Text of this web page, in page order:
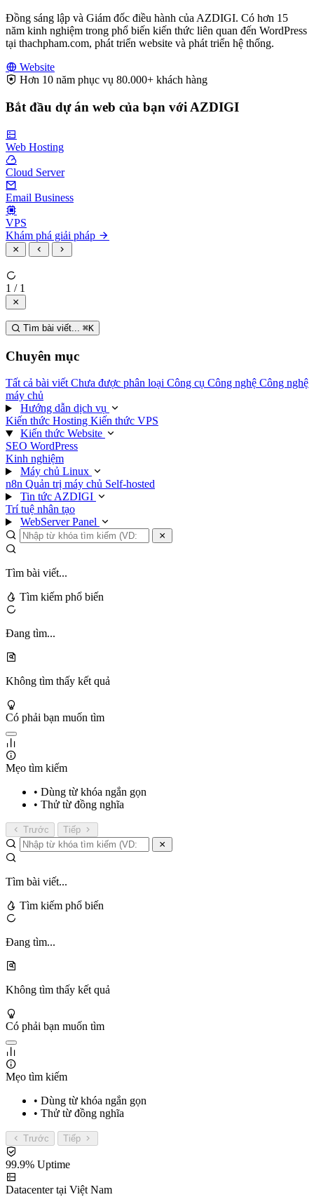
Đồng sáng lập và Giám đốc điều hành của AZDIGI. Có hơn 15
năm kinh nghiệm trong phổ biến kiến thức liên quan đến WordPress
tại thachpham.com, phát triển website và phát triển hệ thống.
Website
Hơn 10 năm phục vụ 80.000+ khách hàng
Bắt đầu dự án web của bạn với AZDIGI
Web Hosting
Cloud Server
Email Business
VPS
Khám phá giải pháp
1 / 1
Tìm bài viết... ⌘K
Chuyên mục
Tất cả bài viết Chưa được phân loại Công cụ Công nghệ Công nghệ
máy chủ
Hướng dẫn dịch vụ
Kiến thức Hosting Kiến thức VPS
Kiến thức Website
SEO WordPress
Kinh nghiệm
Máy chủ Linux
n8n Quản trị máy chủ Self-hosted
Tin tức AZDIGI
Trí tuệ nhân tạo
WebServer Panel
Tìm bài viết...
Tìm kiếm phổ biến
Đang tìm...
Không tìm thấy kết quả
Có phải bạn muốn tìm
Mẹo tìm kiếm
• Dùng từ khóa ngắn gọn
• Thử từ đồng nghĩa
Trước Tiếp
Tìm bài viết...
Tìm kiếm phổ biến
Đang tìm...
Không tìm thấy kết quả
Có phải bạn muốn tìm
Mẹo tìm kiếm
• Dùng từ khóa ngắn gọn
• Thử từ đồng nghĩa
Trước Tiếp
99.9% Uptime
Datacenter tại Việt Nam